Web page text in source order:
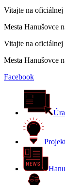
Vitajte na oficiálnej
Mesta Hanušovce
Vitajte na oficiálnej
Mesta Hanušovce
Facebook